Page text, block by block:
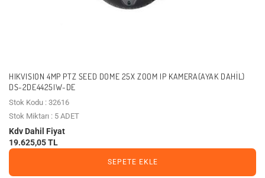
HIKVISION 4MP PTZ SEED DOME 25X ZOOM IP KAMERA(AYAK DAHIL)
DS-2DE4425IW-DE
Stok Kodu : 32616
Stok Miktarı : 5 ADET
Kdv Dahil Fiyat
19.625,05 TL
SEPETE EKLE